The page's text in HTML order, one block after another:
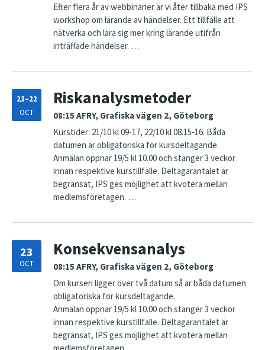
Efter flera år av webbinarier är vi åter tillbaka med IPS
workshop om lärande av händelser. Ett tillfälle att
nätverka och lära sig mer kring lärande utifrån
inträffade händelser. …
21–22
OCT
Riskanalysmetoder
08:15 AFRY, Grafiska vägen 2, Göteborg
Kurstider: 21/10 kl 09-17, 22/10 kl 08.15-16. Båda
datumen är obligatoriska för kursdeltagande.
Anmälan öppnar 19/5 kl 10.00 och stänger 3 veckor
innan respektive kurstillfälle. Deltagarantalet är
begränsat, IPS ges möjlighet att kvotera mellan
medlemsföretagen. …
23
OCT
Konsekvensanalys
08:15 AFRY, Grafiska vägen 2, Göteborg
Om kursen ligger över två datum så är båda datumen
obligatoriska för kursdeltagande.
Anmälan öppnar 19/5 kl 10.00 och stänger 3 veckor
innan respektive kurstillfälle. Deltagarantalet är
begränsat, IPS ges möjlighet att kvotera mellan